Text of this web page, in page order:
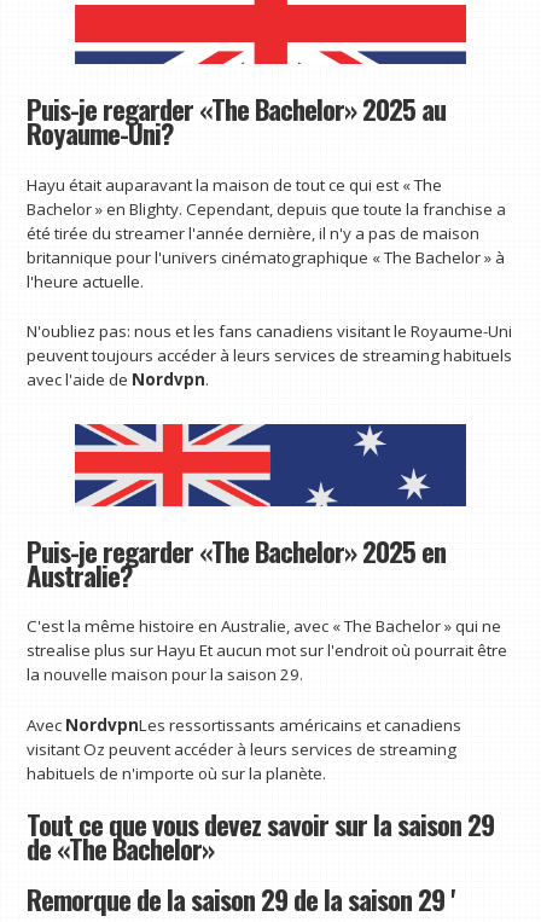
Puis-je regarder «The Bachelor» 2025 au
Royaume-Uni?
Hayu était auparavant la maison de tout ce qui est « The
Bachelor » en Blighty. Cependant, depuis que toute la franchise a
été tirée du streamer l'année dernière, il n'y a pas de maison
britannique pour l'univers cinématographique « The Bachelor » à
l'heure actuelle.
N'oubliez pas: nous et les fans canadiens visitant le Royaume-Uni
peuvent toujours accéder à leurs services de streaming habituels
avec l'aide de Nordvpn.
Puis-je regarder «The Bachelor» 2025 en
Australie?
C'est la même histoire en Australie, avec « The Bachelor » qui ne
strealise plus sur Hayu Et aucun mot sur l'endroit où pourrait être
la nouvelle maison pour la saison 29.
Avec NordvpnLes ressortissants américains et canadiens
visitant Oz peuvent accéder à leurs services de streaming
habituels de n'importe où sur la planète.
Tout ce que vous devez savoir sur la saison 29
de «The Bachelor»
Remorque de la saison 29 de la saison 29 '